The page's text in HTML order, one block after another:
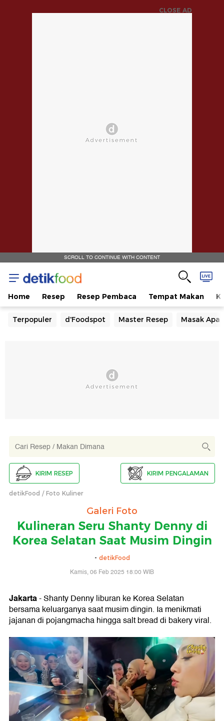
CLOSE AD
SCROLL TO CONTINUE WITH CONTENT
Home Resep Resep Pembaca Tempat Makan
Terpopuler d'Foodspot Master Resep Masak Apa
KIRIM RESEP KIRIM PENGALAMAN
detikFood Foto Kuliner
Galeri Foto
Kulineran Seru Shanty Denny di
Korea Selatan Saat Musim Dingin
- detikFood
Kamis, 06 Feb 2025 18:00 WIB
Jakarta- Shanty Denny liburan ke Korea Selatan
bersama keluarganya saat musim dingin. Ia menikmati
jajanan di pojangmacha hingga salt bread di bakery viral.